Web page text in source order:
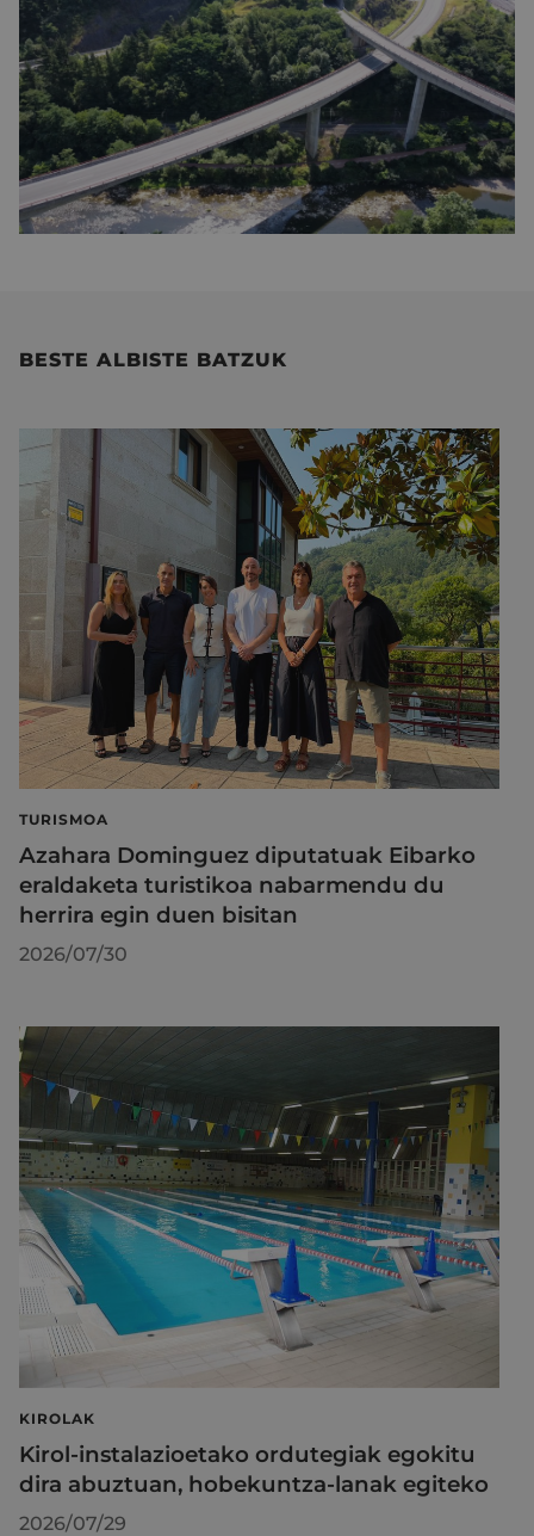
BESTE ALBISTE BATZUK
TURISMOA
Azahara Dominguez diputatuak Eibarko
eraldaketa turistikoa nabarmendu du
herrira egin duen bisitan
2026/07/30
KIROLAK
Kirol-instalazioetako ordutegiak egokitu
dira abuztuan, hobekuntza-lanak egiteko
2026/07/29